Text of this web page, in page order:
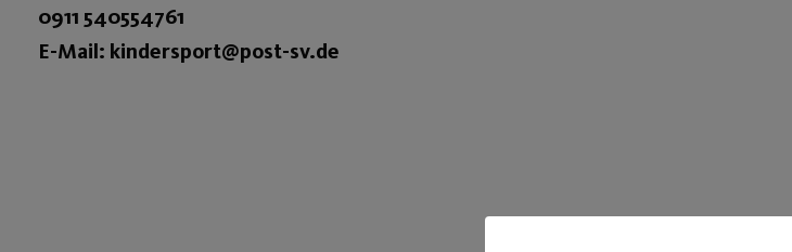
0911 540554761
E-Mail: kindersport@post-sv.de